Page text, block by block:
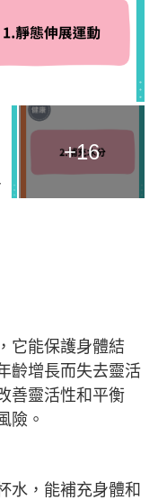
+16
它能保護身體結
齡增長而失去靈活
善靈活性和平衡
險。
水，能補充身體和